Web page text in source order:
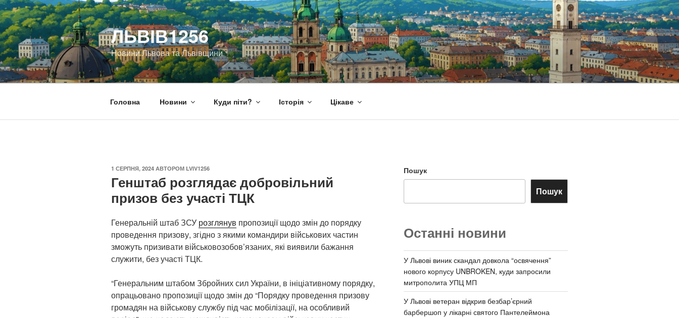
Перейти
до
вмісту
ЛЬВІВ1256
Новини Львова та Львівщини
Головна Новини Куди піти? Історія Цікаве
ОПУБЛІКОВАНО
1 СЕРПНЯ, 2024 АВТОРОМ LVIV1256
Генштаб розглядає добровільний
призов без участі ТЦК
Генеральній штаб ЗСУ розглянув пропозиції щодо змін до порядку
проведення призову, згідно з якими командири військових частин
зможуть призивати військовозобов’язаних, які виявили бажання
служити, без участі ТЦК.
“Генеральним штабом Збройних сил України, в ініціативному порядку,
опрацьовано пропозиції щодо змін до “Порядку проведення призову
громадян на військову службу під час мобілізації, на особливий
Пошук
Пошук
Останні новини
У Львові виник скандал довкола “освячення”
нового корпусу UNBROKEN, куди запросили
митрополита УПЦ МП
У Львові ветеран відкрив безбар’єрний
барбершоп у лікарні святого Пантелеймона